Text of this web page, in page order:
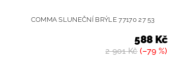
COMMA SLUNEČNÍ BRÝLE 77170 27 53
2 901 Kč(–79 %)
588 Kč